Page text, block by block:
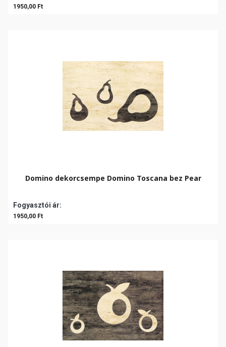
1950,00 Ft
Domino dekorcsempe Domino Toscana bez Pear
Fogyasztói ár:
1950,00 Ft